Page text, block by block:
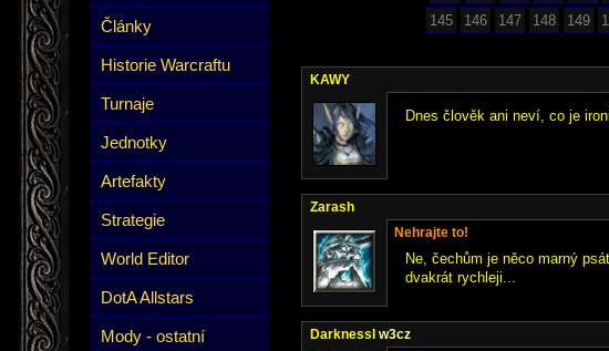
Články
Historie Warcraftu
Turnaje
Jednotky
Artefakty
Strategie
World Editor
DotA Allstars
Mody - ostatní
145
146 147 148 149
KAWY
Dnes člověk ani neví, co je
Zarash
Nehrajte to!
Ne, čechům je něco marný
dvakrát rychleji...
DarknessI w3cz